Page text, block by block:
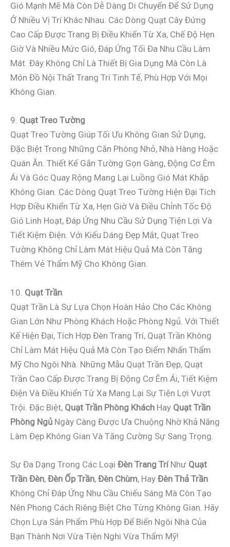
Gió Mạnh Mẽ Mà Còn Dễ Dàng Di Chuyển Để Sử Dụng
Ở Nhiều Vị Trí Khác Nhau. Các Dòng Quạt Cây Đứng
Cao Cấp Được Trang Bị Điều Khiển Từ Xa, Chế Độ Hẹn
Giờ Và Nhiều Mức Gió, Đáp Ứng Tối Đa Nhu Cầu Làm
Mát. Đây Không Chỉ Là Thiết Bị Gia Dụng Mà Còn Là
Món Đồ Nội Thất Trang Trí Tinh Tế, Phù Hợp Với Mọi
Không Gian.
9. Quạt Treo Tường
Quạt Treo Tường Giúp Tối Ưu Không Gian Sử Dụng,
Đặc Biệt Trong Những Căn Phòng Nhỏ, Nhà Hàng Hoặc
Quán Ăn. Thiết Kế Gắn Tường Gọn Gàng, Động Cơ Êm
Ái Và Góc Quay Rộng Mang Lại Luồng Gió Mát Khắp
Không Gian. Các Dòng Quạt Treo Tường Hiện Đại Tích
Hợp Điều Khiển Từ Xa, Hẹn Giờ Và Điều Chỉnh Tốc Độ
Gió Linh Hoạt, Đáp Ứng Nhu Cầu Sử Dụng Tiện Lợi Và
Tiết Kiệm Điện. Với Kiểu Dáng Đẹp Mắt, Quạt Treo
Tường Không Chỉ Làm Mát Hiệu Quả Mà Còn Tăng
Thêm Vẻ Thẩm Mỹ Cho Không Gian.
10. Quạt Trần
Quạt Trần Là Sự Lựa Chọn Hoàn Hảo Cho Các Không
Gian Lớn Như Phòng Khách Hoặc Phòng Ngủ. Với Thiết
Kế Hiện Đại, Tích Hợp Đèn Trang Trí, Quạt Trần Không
Chỉ Làm Mát Hiệu Quả Mà Còn Tạo Điểm Nhấn Thẩm
Mỹ Cho Ngôi Nhà. Những Mẫu Quạt Trần Đẹp, Quạt
Trần Cao Cấp Được Trang Bị Động Cơ Êm Ái, Tiết Kiệm
Điện Và Điều Khiển Từ Xa Mang Lại Sự Tiện Lợi Vượt
Trội. Đặc Biệt, Quạt Trần Phòng Khách Hay Quạt Trần
Phòng Ngủ Ngày Càng Được Ưa Chuộng Nhờ Khả Năng
Làm Đẹp Không Gian Và Tăng Cường Sự Sang Trọng.
Sự Đa Dạng Trong Các Loại Đèn Trang TríNhư Quạt
Trần Đèn, Đèn Ốp Trần, Đèn Chùm, Hay Đèn Thả Trần
Không Chỉ Đáp Ứng Nhu Cầu Chiếu Sáng Mà Còn Tạo
Nên Phong Cách Riêng Biệt Cho Từng Không Gian. Hãy
Chọn Lựa Sản Phẩm Phù Hợp Để Biến Ngôi Nhà Của
Bạn Thành Nơi Vừa Tiện Nghi Vừa Thẩm Mỹ!